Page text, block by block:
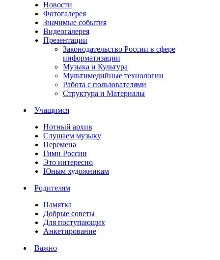
Новости
Фотогалерея
Значимые события
Видеогалерея
Презентации
Законодательство России в сфере
информатизации
Музыка и Культура
Мультимедийные технологии
Работа с пользователями
Структура и Материалы
Учащимся
Нотный архив
Слушаем музыку
Перемена
Гимн России
Это интересно
Юным художникам
Родителям
Памятка
Добрые советы
Для поступающих
Анкетирование
Важно